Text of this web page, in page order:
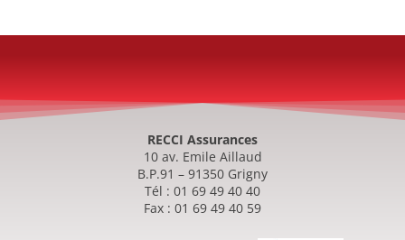
RECCI Assurances
10 av. Emile Aillaud
B.P.91 – 91350 Grigny
Tél : 01 69 49 40 40
Fax : 01 69 49 40 59